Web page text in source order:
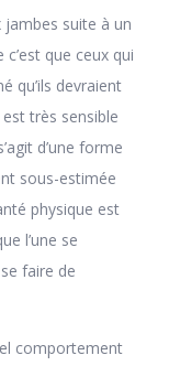
suite à un
que ceux qui
qu’ils devraient
très sensible
d’une forme
sous-estimée
physique est
l’une se
faire de
comportement